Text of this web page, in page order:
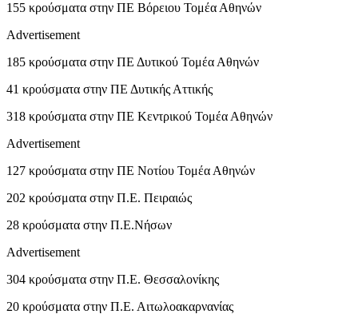
155 κρούσματα στην ΠΕ Βόρειου Τομέα Αθηνών
Advertisement
185 κρούσματα στην ΠΕ Δυτικού Τομέα Αθηνών
41 κρούσματα στην ΠΕ Δυτικής Αττικής
318 κρούσματα στην ΠΕ Κεντρικού Τομέα Αθηνών
Advertisement
127 κρούσματα στην ΠΕ Νοτίου Τομέα Αθηνών
202 κρούσματα στην Π.Ε. Πειραιώς
28 κρούσματα στην Π.Ε.Νήσων
Advertisement
304 κρούσματα στην Π.Ε. Θεσσαλονίκης
20 κρούσματα στην Π.Ε. Αιτωλοακαρνανίας